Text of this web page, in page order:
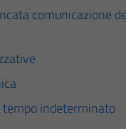
comunicazione
tempo indeterminato